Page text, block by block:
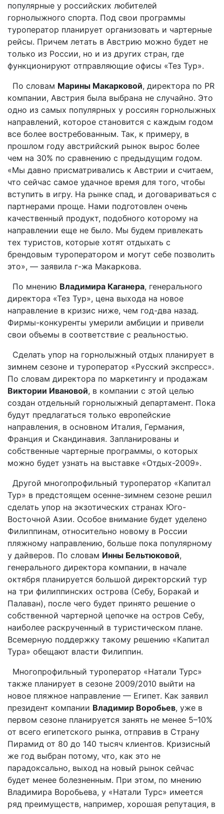
популярные у российских любителей
горнолыжного спорта. Под свои программы
туроператор планирует организовать и чартерные
рейсы. Причем летать в Австрию можно будет не
только из России, но и из других стран, где
функционируют отправляющие офисы «Тез Тур».
По словам Марины Макарковой, директора по PR
компании, Австрия была выбрана не случайно. Это
одно из самых популярных у россиян горнолыжных
направлений, которое становится с каждым годом
все более востребованным. Так, к примеру, в
прошлом году австрийский рынок вырос более
чем на 30% по сравнению с предыдущим годом.
«Мы давно присматривались к Австрии и считаем,
что сейчас самое удачное время для того, чтобы
вступить в игру. На рынке спад, и договариваться с
партнерами проще. Нами подготовлен очень
качественный продукт, подобного которому на
направлении еще не было. Мы будем привлекать
тех туристов, которые хотят отдыхать с
брендовым туроператором и могут себе позволить
это», — заявила г-жа Макаркова.
По мнению Владимира Каганера, генерального
директора «Тез Тур», цена выхода на новое
направление в кризис ниже, чем год-два назад.
Фирмы-конкуренты умерили амбиции и привели
свои объемы в соответствие с реальностью.
Сделать упор на горнолыжный отдых планирует в
зимнем сезоне и туроператор «Русский экспресс».
По словам директора по маркетингу и продажам
Виктории Ивановой, в компании с этой целью
создан отдельный горнолыжный департамент. Пока
будут предлагаться только европейские
направления, в основном Италия, Германия,
Франция и Скандинавия. Запланированы и
собственные чартерные программы, о которых
можно будет узнать на выставке «Отдых-2009».
Другой многопрофильный туроператор «Капитал
Тур» в предстоящем осенне-зимнем сезоне решил
сделать упор на экзотических странах Юго-
Восточной Азии. Особое внимание будет уделено
Филиппинам, относительно новому в России
пляжному направлению, больше пока популярному
у дайверов. По словам Инны Бельтюковой,
генерального директора компании, в начале
октября планируется большой директорский тур
на три филиппинских острова (Себу, Боракай и
Палаван), после чего будет принято решение о
собственной чартерной цепочке на остров Себу,
наиболее раскрученный в туристическом плане.
Всемерную поддержку такому решению «Капитал
Тура» обещают власти Филиппин.
Многопрофильный туроператор «Натали Турс»
также планирует в сезоне 2009/2010 выйти на
новое пляжное направление — Египет. Как заявил
президент компании Владимир Воробьев, уже в
первом сезоне планируется занять не менее 5–10%
от всего египетского рынка, отправив в Страну
Пирамид от 80 до 140 тысяч клиентов. Кризисный
же год выбран потому, что, как это не
парадоксально, выход на новый рынок сейчас
будет менее болезненным. При этом, по мнению
Владимира Воробьева, у «Натали Турс» имеется
ряд преимуществ, например, хорошая репутация, в